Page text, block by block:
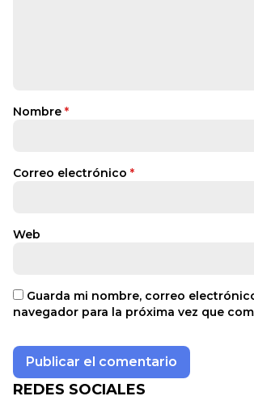
Nombre *
Correo electrónico *
Web
Guarda mi nombre, correo
navegador para la próxima vez que
REDES SOCIALES